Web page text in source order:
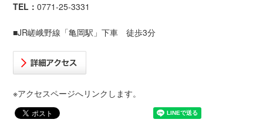
TEL：0771-25-3331
■JR嵯峨野線「亀岡駅」下車 徒歩3分
※アクセスページへリンクします。